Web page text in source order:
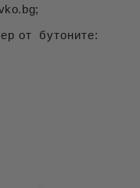
от бутоните: